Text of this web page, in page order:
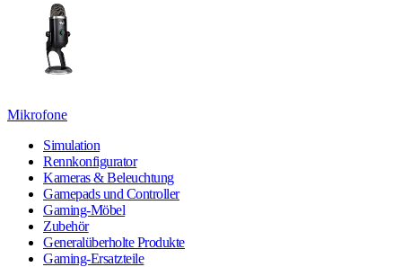
Mikrofone
Simulation
Rennkonfigurator
Kameras & Beleuchtung
Gamepads und Controller
Gaming-Möbel
Zubehör
Generalüberholte Produkte
Gaming-Ersatzteile